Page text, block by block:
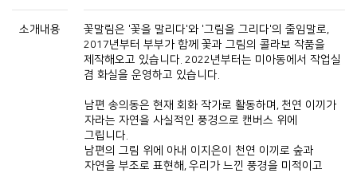
소개내용 꽃말림은 '꽃을 말리다'와 '그림을 그리다'의 줄임말로,
2017년부터 부부가 함께 꽃과 그림의 콜라보 작품을
제작해오고 있습니다 . 2022년부터는 미아동에서 작업실
겸 화실을 운영하고 있습니다
남편 송의동은 현재 회화 작가로 활동하며 , 천연 이끼가
자라는 자연을 사실적인 풍경으로 캔버스 위에
그립니다.
남편의 그림 위에 아내 이지은이 천연 이끼로 숲과
자연을 부조로 표현해 , 우리가 느낀 풍경을 미적이고